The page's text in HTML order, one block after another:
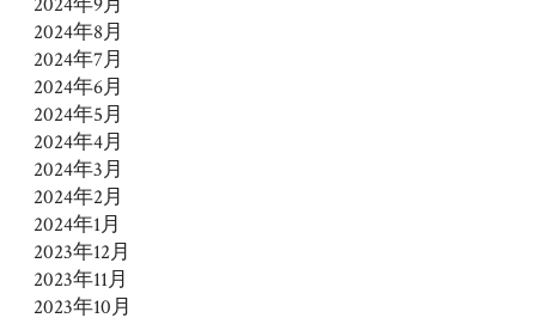
2024年8月
2024年7月
2024年6月
2024年5月
2024年4月
2024年3月
2024年2月
2024年1月
2023年12月
2023年11月
2023年10月